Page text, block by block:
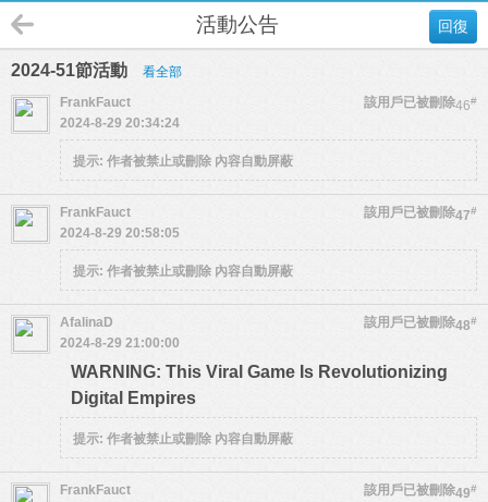
回復
活動公告
2024-51節活動 看全部
46#
FrankFauct
該用戶已被刪除
2024-8-29 20:34:24
提示: 作者被禁止或刪除 內容自動屏蔽
47#
FrankFauct
該用戶已被刪除
2024-8-29 20:58:05
提示: 作者被禁止或刪除 內容自動屏蔽
48#
AfalinaD
該用戶已被刪除
2024-8-29 21:00:00
WARNING: This Viral Game Is Revolutionizing
Digital Empires
提示: 作者被禁止或刪除 內容自動屏蔽
49#
FrankFauct
該用戶已被刪除